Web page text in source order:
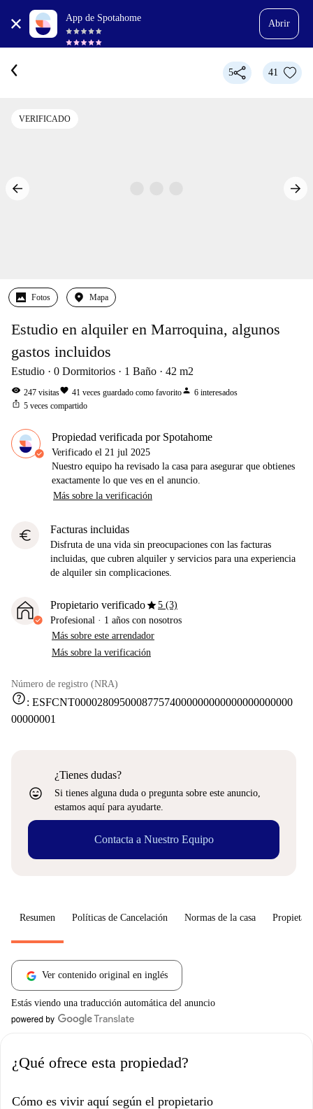
App de Spotahome
Abrir
5 41
VERIFICADO
Fotos Mapa
Estudio en alquiler en Marroquina, algunos
gastos incluidos
Estudio 0 Dormitorios 1 Baño 42 m2
visibility 247 visitasfavorite 41 veces guardado como favoritoperson 6 interesados
ios_share 5 veces compartido
Propiedad verificada por Spotahome
Verificado el 21 jul 2025
Nuestro equipo ha revisado la casa para asegurar que obtienes
exactamente lo que ves en el anuncio.
Más sobre la verificación
euro Facturas incluidas
Disfruta de una vida sin preocupaciones con las facturas
incluidas, que cubren alquiler y servicios para una experiencia
de alquiler sin complicaciones.
Propietario verificadostar5 (3)
Profesional · 1 años con nosotros
Más sobre este arrendador
Más sobre la verificación
Número de registro (NRA)
help: ESFCNT000028095000877574000000000000000000000
00000001
sentiment_very_satisfied
¿Tienes dudas?
Si tienes alguna duda o pregunta sobre este anuncio,
estamos aquí para ayudarte.
Contacta a Nuestro Equipo
Resumen Políticas de Cancelación Normas de la casa
Ver contenido original en inglés
Estás viendo una traducción automática del anuncio
¿Qué ofrece esta propiedad?
Cómo es vivir aquí según el propietario